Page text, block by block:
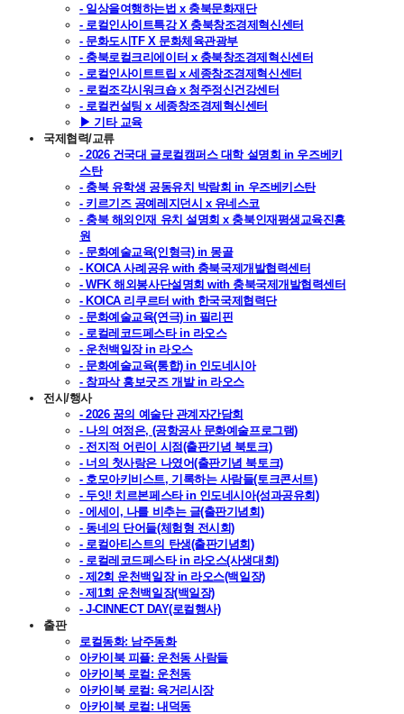
- 일상을여행하는법 x 충북문화재단
- 로컬인사이트특강 X 충북창조경제혁신센터
- 문화도시TF X 문화체육관광부
- 충북로컬크리에이터 x 충북창조경제혁신센터
- 로컬인사이트트립 x 세종창조경제혁신센터
- 로컬조각시워크숍 x 청주정신건강센터
- 로컬컨설팅 x 세종창조경제혁신센터
▶ 기타 교육
국제협력/교류
- 2026 건국대 글로컬캠퍼스 대학 설명회 in 우즈베키
스탄
- 충북 유학생 공동유치 박람회 in 우즈베키스탄
- 키르기즈 공예레지던시 x 유네스코
- 충북 해외인재 유치 설명회 x 충북인재평생교육진흥
원
- 문화예술교육(인형극) in 몽골
- KOICA 사례공유 with 충북국제개발협력센터
- WFK 해외봉사단설명회 with 충북국제개발협력센터
- KOICA 리쿠르터 with 한국국제협력단
- 문화예술교육(연극) in 필리핀
- 로컬레코드페스타 in 라오스
- 운천백일장 in 라오스
- 문화예술교육(통합) in 인도네시아
- 참파삭 홍보굿즈 개발 in 라오스
전시/행사
- 2026 꿈의 예술단 관계자간담회
- 나의 여정은, (공항공사 문화예술프로그램)
- 전지적 어린이 시점(출판기념 북토크)
- 너의 첫사랑은 나였어(출판기념 북토크)
- 호모아키비스트, 기록하는 사람들(토크콘서트)
- 두잇! 치르본페스타 in 인도네시아(성과공유회)
- 에세이, 나를 비추는 글(출판기념회)
- 동네의 단어들(체험형 전시회)
- 로컬아티스트의 탄생(출판기념회)
- 로컬레코드페스타 in 라오스(사생대회)
- 제2회 운천백일장 in 라오스(백일장)
- 제1회 운천백일장(백일장)
- J-CINNECT DAY(로컬행사)
출판
로컬동화: 남주동화
아카이북 피플: 운천동 사람들
아카이북 로컬: 운천동
아카이북 로컬: 육거리시장
아카이북 로컬: 내덕동